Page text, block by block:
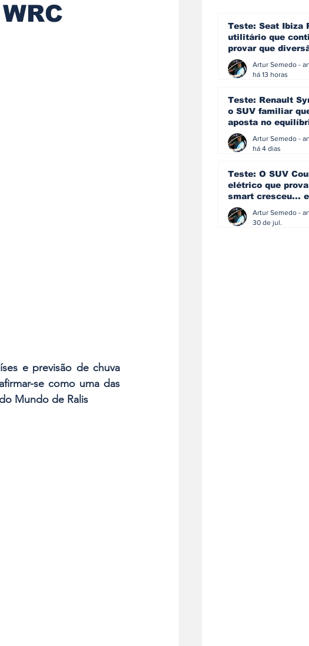
e previsão de chuva
se como uma das
Mundo de Ralis
Teste: Seat Ibiza
utilitário que
provar que
eficiência e
simplicidade
há 13 horas
Teste: Renault
o SUV familiar
aposta no
ainda acredita na
manualhá 4 dias
Teste: O SUV
elétrico que
smart cresceu... e
amadureceu
30 de jul.